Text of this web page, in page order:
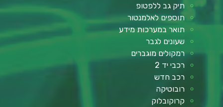
תיק גב ללפטופ
תוספים לאלמנטור
תואר במערכות מידע
שעונים לגבר
רמקולים מוגברים
רכבי יד 2
רכב חדש
רובוטיקה
קרוקובלוק